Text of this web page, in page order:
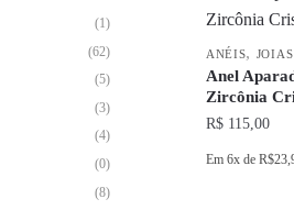
ANÉIS, JOIAS
Anel
Zircônia
R$115,00
Em 6xde
(1)
(62)
(5)
(3)
(4)
(0)
(8)